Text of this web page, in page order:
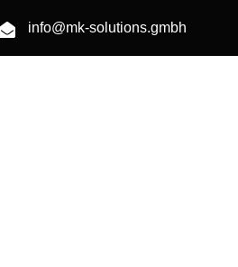
info@mk-solutions.gmbh